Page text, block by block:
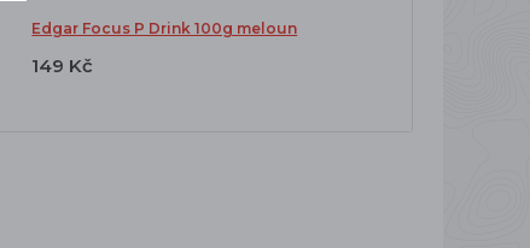
Edgar Focus P Drink 100g meloun
149 Kč